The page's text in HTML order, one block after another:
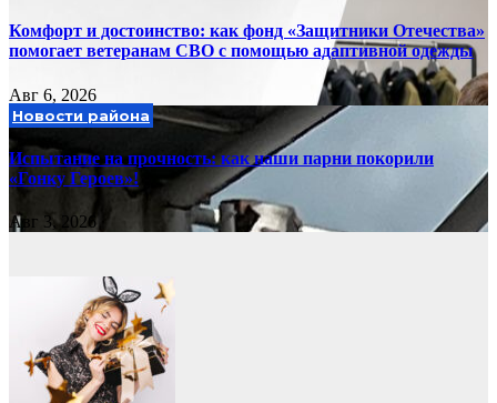
Комфорт и достоинство: как фонд «Защитники Отечества»
помогает ветеранам СВО с помощью адаптивной одежды
Авг 6, 2026
Новости района
Испытание на прочность: как наши парни покорили
«Гонку Героев»!
Авг 3, 2026